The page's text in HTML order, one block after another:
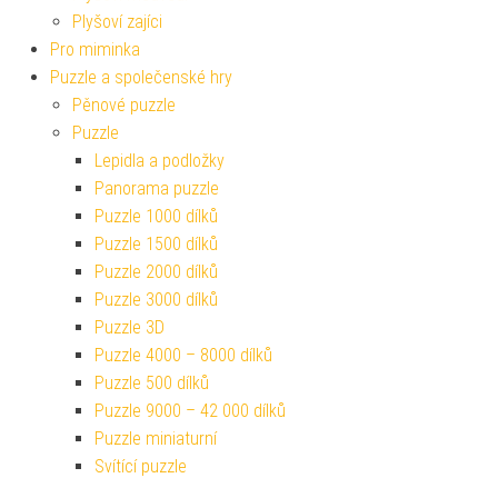
Plyšoví zajíci
Pro miminka
Puzzle a společenské hry
Pěnové puzzle
Puzzle
Lepidla a podložky
Panorama puzzle
Puzzle 1000 dílků
Puzzle 1500 dílků
Puzzle 2000 dílků
Puzzle 3000 dílků
Puzzle 3D
Puzzle 4000 – 8000 dílků
Puzzle 500 dílků
Puzzle 9000 – 42 000 dílků
Puzzle miniaturní
Svítící puzzle